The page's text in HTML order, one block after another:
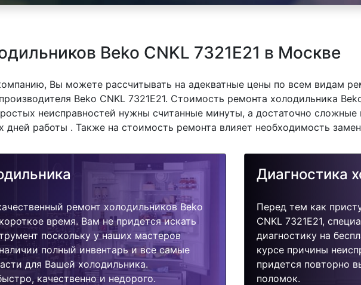
Beko CNKL 7321E21 в Москве
Вы можете рассчитывать на адекватные цены по всем видам
Beko CNKL 7321E21. Стоимость ремонта холодильника
неисправностей нужны считанные минуты, а достаточно
дней работы . Также на стоимость ремонта влияет необходимость
ремонт холодильников Beko
время. Вам не придется искать
поскольку у наших мастеров
полный инвентарь и все самые
для Вашей холодильника.
качественно и недорого.
Диагностика
Перед тем как
CNKL 7321E21,
диагностику на
курсе причины
придется повторно
поломок.